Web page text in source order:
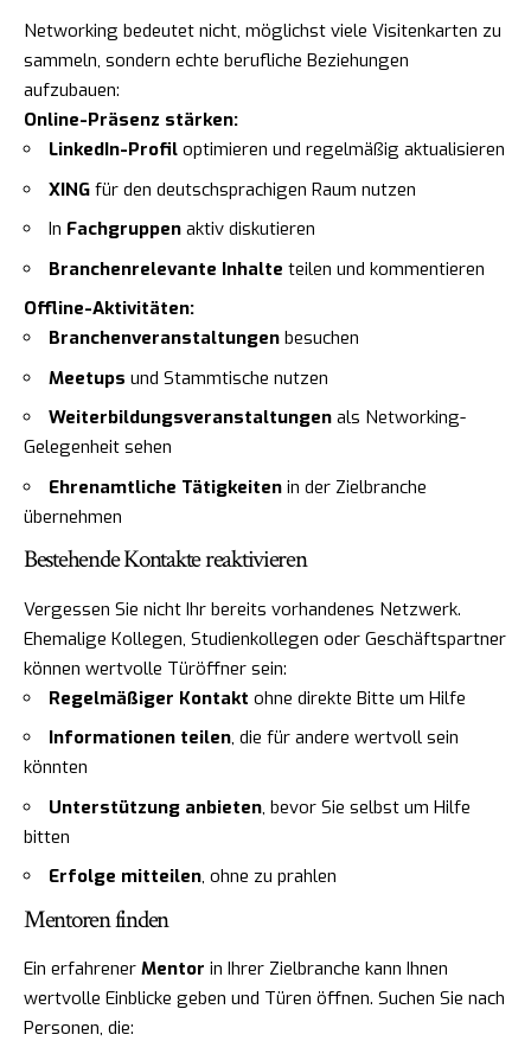
Networking bedeutet nicht, möglichst viele Visitenkarten zu
sammeln, sondern echte berufliche Beziehungen
aufzubauen:
Online-Präsenz stärken:
LinkedIn-Profil optimieren und regelmäßig aktualisieren
XING für den deutschsprachigen Raum nutzen
In Fachgruppen aktiv diskutieren
Branchenrelevante Inhalte teilen und kommentieren
Offline-Aktivitäten:
Branchenveranstaltungen besuchen
Meetups und Stammtische nutzen
Weiterbildungsveranstaltungen als Networking-
Gelegenheit sehen
Ehrenamtliche Tätigkeiten in der Zielbranche
übernehmen
Bestehende Kontakte reaktivieren
Vergessen Sie nicht Ihr bereits vorhandenes Netzwerk.
Ehemalige Kollegen, Studienkollegen oder Geschäftspartner
können wertvolle Türöffner sein:
Regelmäßiger Kontakt ohne direkte Bitte um Hilfe
Informationen teilen, die für andere wertvoll sein
könnten
Unterstützung anbieten, bevor Sie selbst um Hilfe
bitten
Erfolge mitteilen, ohne zu prahlen
Mentoren finden
Ein erfahrener Mentor in Ihrer Zielbranche kann Ihnen
wertvolle Einblicke geben und Türen öffnen. Suchen Sie nach
Personen, die: